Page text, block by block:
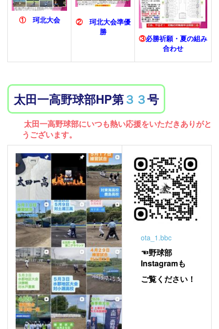
① 珂北大会 ②
珂北大会準優
勝
③必勝祈願・夏の組み
合わせ
太田一高野球部HP第３３号
太田一高野球部にいつも熱い応援をいただきありがと
うございます。
ota_1.bbc
☜野球部
Instagramも
ご覧ください！